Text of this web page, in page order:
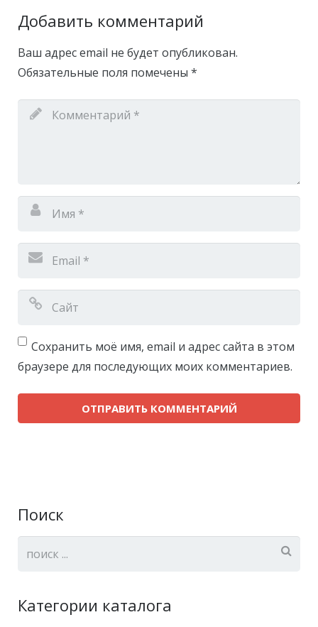
Добавить комментарий
Ваш адрес email не будет опубликован.
Обязательные поля помечены *
Сохранить моё имя, email и адрес сайта в этом
браузере для последующих моих комментариев.
Поиск
Категории каталога